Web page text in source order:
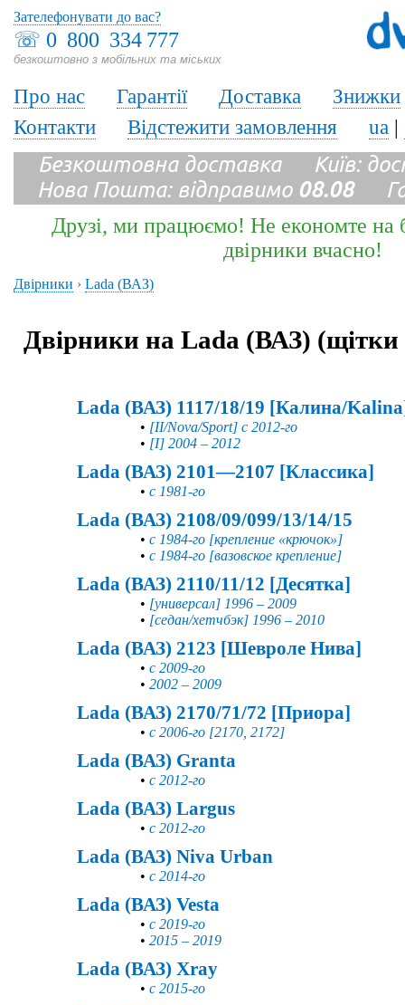
☏ 0 800 334 777
безкоштовно з мобільних та міських
Зателефонувати до вас?
Про нас Гарантії Доставка
Знижки
Контакти
Відстежити замовлення ua |
Безкоштовна доставка Київ:
Нова Пошта: відправимо 08.08
Друзі, ми працюємо! Не економте на
двірники вчасно!
Двірники › Lada (ВАЗ)
Двірники на Lada (ВАЗ) (щітки
Lada (ВАЗ) 1117/18/19 [Калина/
• [II/Nova/Sport] с 2012-го
• [I] 2004 – 2012
Lada (ВАЗ) 2101—2107 [Классика]
• с 1981-го
Lada (ВАЗ) 2108/09/099/13/14/15
• с 1984-го [крепление «крючок»]
• с 1984-го [вазовское крепление]
Lada (ВАЗ) 2110/11/12 [Десятка]
• [универсал] 1996 – 2009
• [седан/хетчбэк] 1996 – 2010
Lada (ВАЗ) 2123 [Шевроле Нива]
• с 2009-го
• 2002 – 2009
Lada (ВАЗ) 2170/71/72 [Приора]
• с 2006-го [2170, 2172]
Lada (ВАЗ) Granta
• с 2012-го
Lada (ВАЗ) Largus
• с 2012-го
Lada (ВАЗ) Niva Urban
• с 2014-го
Lada (ВАЗ) Vesta
• с 2019-го
• 2015 – 2019
Lada (ВАЗ) Xray
• с 2015-го